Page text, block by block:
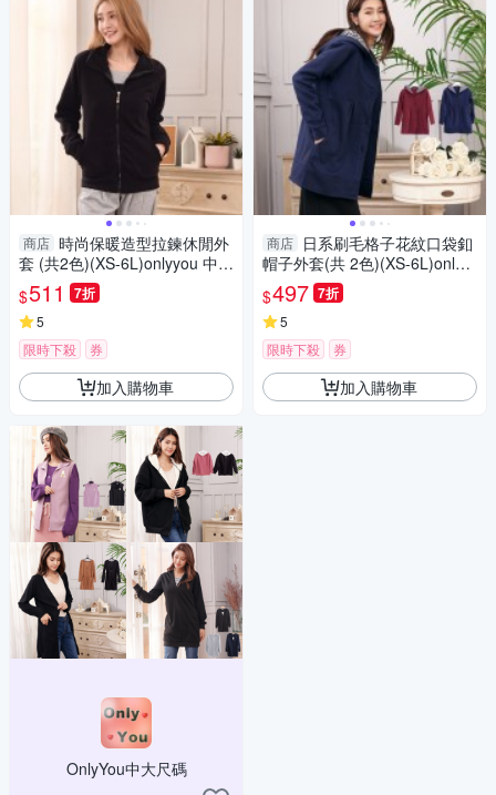
商店 時尚保暖造型拉鍊休閒外
套 (共2色)(XS-6L)onlyyou 中大
尺碼 MIT台灣製 【A5093】
$511 7折
5
限時下殺
券
加入購物車
OnlyYou中大尺碼
商店 日系刷毛格子花紋口袋釦
帽子外套(共 2色)(XS-6L)onlyy
ou 中大尺碼 MIT台灣製 【A50
91】
$497 7折
5
限時下殺
券
加入購物車